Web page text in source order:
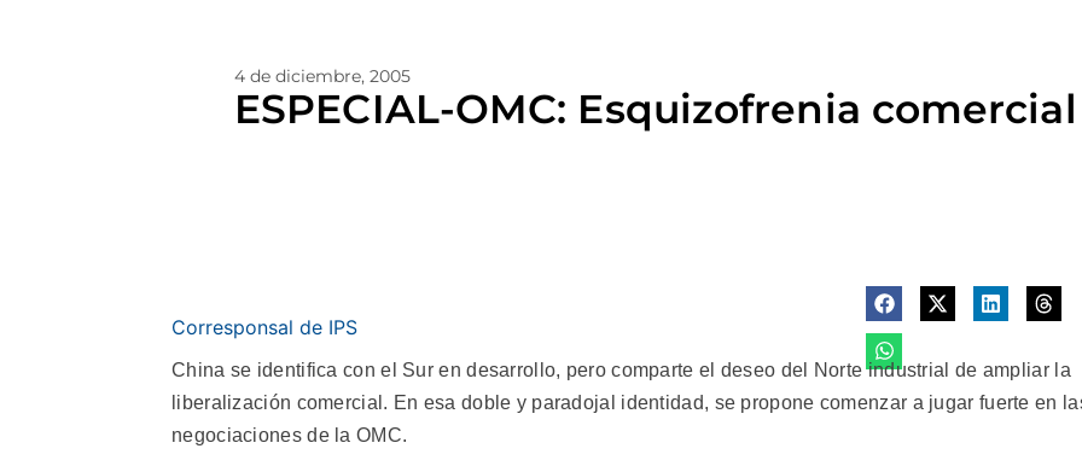
4 de diciembre, 2005
ESPECIAL-OMC: Esquizofrenia
Corresponsal de IPS
China se identifica con el Sur en desarrollo, pero comparte el deseo del Norte industrial de ampliar la
liberalización comercial. En esa doble y paradojal identidad, se propone comenzar a jugar fuerte en
negociaciones de la OMC.